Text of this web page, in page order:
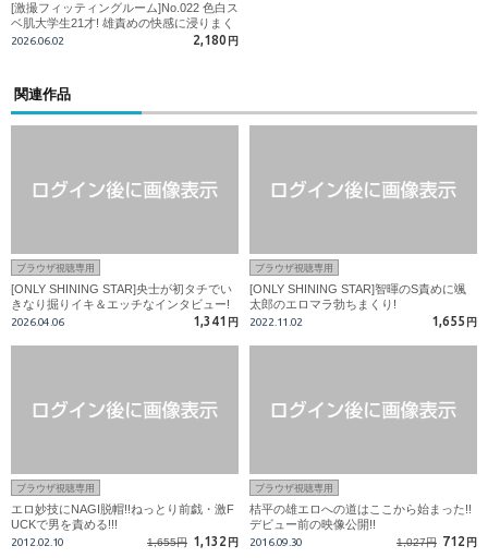
[激撮フィッティングルーム]No.022 色白ス
ベ肌大学生21才! 雄責めの快感に浸りまく
って2発射精!!
2026.06.02 2,180 円
関連作品
ブラウザ視聴専用
[ONLY SHINING STAR]央士が初タチでい
きなり掘りイキ＆エッチなインタビュー!
2026.04.06 1,341 円
ブラウザ視聴専用
[ONLY SHINING STAR]智暉のS責めに颯
太郎のエロマラ勃ちまくり!
2022.11.02 1,655 円
ブラウザ視聴専用
エロ妙技にNAGI脱帽!!ねっとり前戯・激F
UCKで男を責める!!!
2012.02.10 1,655円 1,132 円
ブラウザ視聴専用
桔平の雄エロへの道はここから始まった!!
デビュー前の映像公開!!
2016.09.30 1,027円 712 円